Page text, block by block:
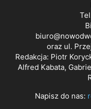
oraz ul.
Redakcja: Piotr
Alfred Kabata,
Napisz do nas: